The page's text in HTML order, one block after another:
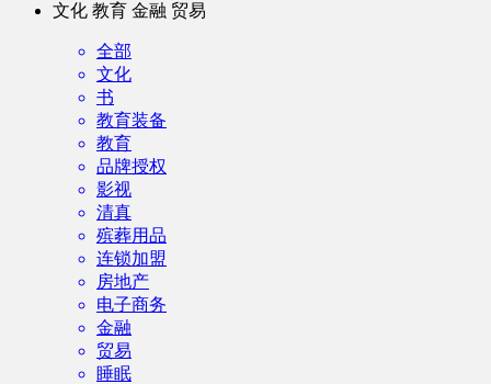
文化 教育 金融 贸易
全部
文化
书
教育装备
教育
品牌授权
影视
清真
殡葬用品
连锁加盟
房地产
电子商务
金融
贸易
睡眠